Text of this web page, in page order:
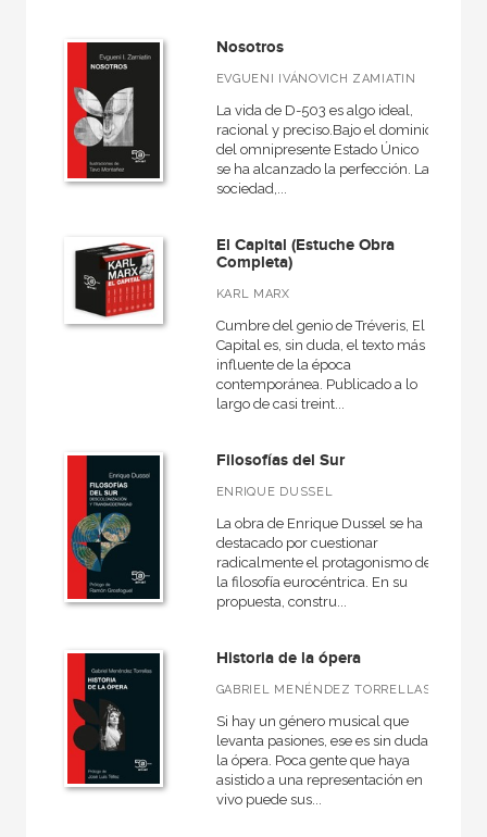
Nosotros
EVGUENI IVÁNOVICH ZAMIATIN
La vida de D-503 es algo ideal,
racional y preciso.Bajo el dominio
del omnipresente Estado Único
se ha alcanzado la perfección. La
sociedad,...
El Capital (Estuche Obra
Completa)
KARL MARX
Cumbre del genio de Tréveris, El
Capital es, sin duda, el texto más
influente de la época
contemporánea. Publicado a lo
largo de casi treint...
Filosofías del Sur
ENRIQUE DUSSEL
La obra de Enrique Dussel se ha
destacado por cuestionar
radicalmente el protagonismo de
la filosofía eurocéntrica. En su
propuesta, constru...
Historia de la ópera
GABRIEL MENÉNDEZ TORRELLAS
Si hay un género musical que
levanta pasiones, ese es sin duda
la ópera. Poca gente que haya
asistido a una representación en
vivo puede sus...